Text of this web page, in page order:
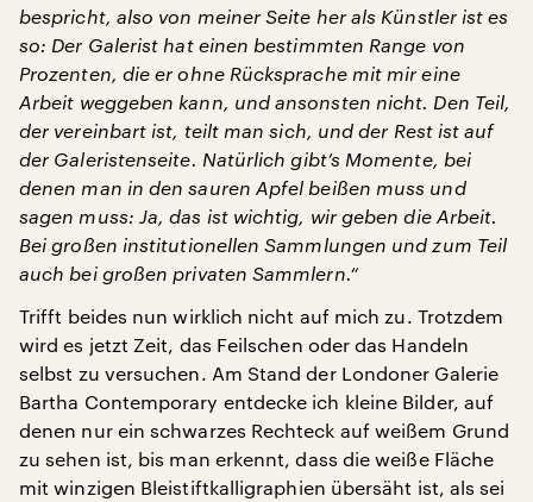
bespricht, also von meiner Seite her als Künstler ist es
so: Der Galerist hat einen bestimmten Range von
Prozenten, die er ohne Rücksprache mit mir eine
Arbeit weggeben kann, und ansonsten nicht. Den Teil,
der vereinbart ist, teilt man sich, und der Rest ist auf
der Galeristenseite. Natürlich gibt’s Momente, bei
denen man in den sauren Apfel beißen muss und
sagen muss: Ja, das ist wichtig, wir geben die Arbeit.
Bei großen institutionellen Sammlungen und zum Teil
auch bei großen privaten Sammlern.“
Trifft beides nun wirklich nicht auf mich zu. Trotzdem
wird es jetzt Zeit, das Feilschen oder das Handeln
selbst zu versuchen. Am Stand der Londoner Galerie
Bartha Contemporary entdecke ich kleine Bilder, auf
denen nur ein schwarzes Rechteck auf weißem Grund
zu sehen ist, bis man erkennt, dass die weiße Fläche
mit winzigen Bleistiftkalligraphien übersäht ist, als sei